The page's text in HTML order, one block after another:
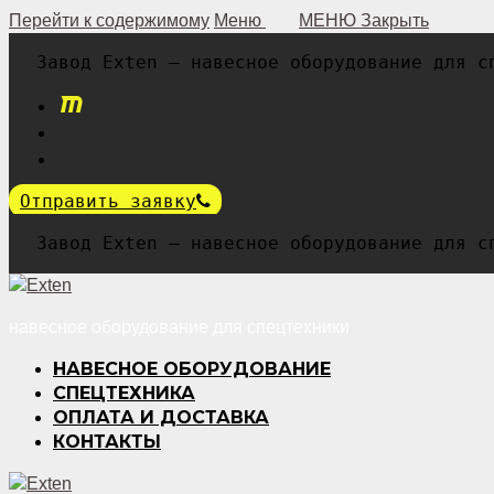
Перейти к содержимому Меню Закрыть
Завод Exten — навесное оборудование для
Отправить заявку
Завод Exten — навесное оборудование для
НАВЕСНОЕ ОБОРУДОВАНИЕ
СПЕЦТЕХНИКА
ОПЛАТА И ДОСТАВКА
КОНТАКТЫ